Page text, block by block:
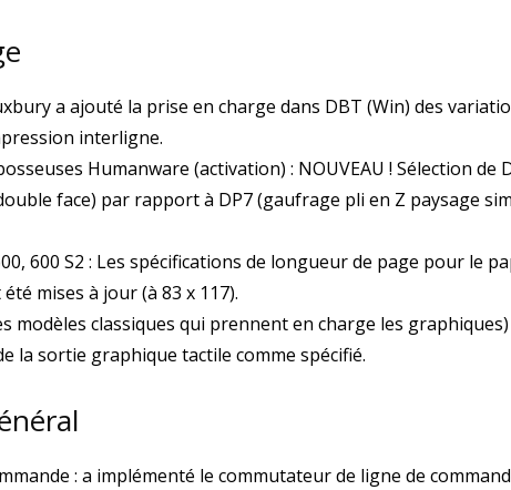
a ajouté la prise en charge dans DBT (Win) des
interligne.
Humanware (activation) : NOUVEAU ! Sélection de
face) par rapport à DP7 (gaufrage pli en Z paysage
600 S2 : Les spécifications de longueur de page pour le
mises à jour (à 83 x 117).
modèles classiques qui prennent en charge les graphiques)
la sortie graphique tactile comme spécifié.
: a implémenté le commutateur de ligne de